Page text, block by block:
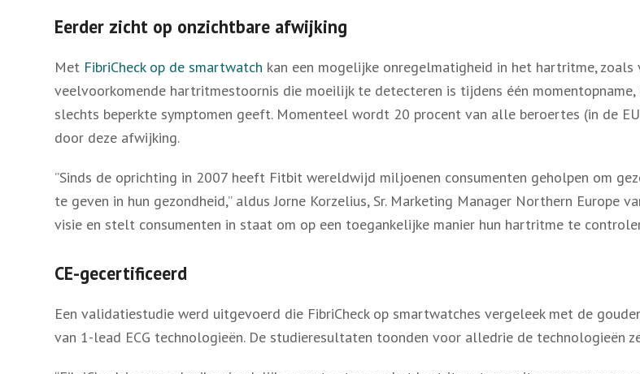
Eerder zicht op onzichtbare afwijking
Met FibriCheck op de smartwatch kan een mogelijke onregelmatigheid in het hartritme,
veelvoorkomende hartritmestoornis die moeilijk te detecteren is tijdens één
slechts beperkte symptomen geeft. Momenteel wordt 20 procent van alle beroertes (in de
door deze afwijking.
”Sinds de oprichting in 2007 heeft Fitbit wereldwijd miljoenen consumenten geholpen om
te geven in hun gezondheid,” aldus Jorne Korzelius, Sr. Marketing Manager Northern Europe
visie en stelt consumenten in staat om op een toegankelijke manier hun hartritme te
CE-gecertificeerd
Een validatiestudie werd uitgevoerd die FibriCheck op smartwatches vergeleek met de
van 1-lead ECG technologieën. De studieresultaten toonden voor alledrie de technologieën